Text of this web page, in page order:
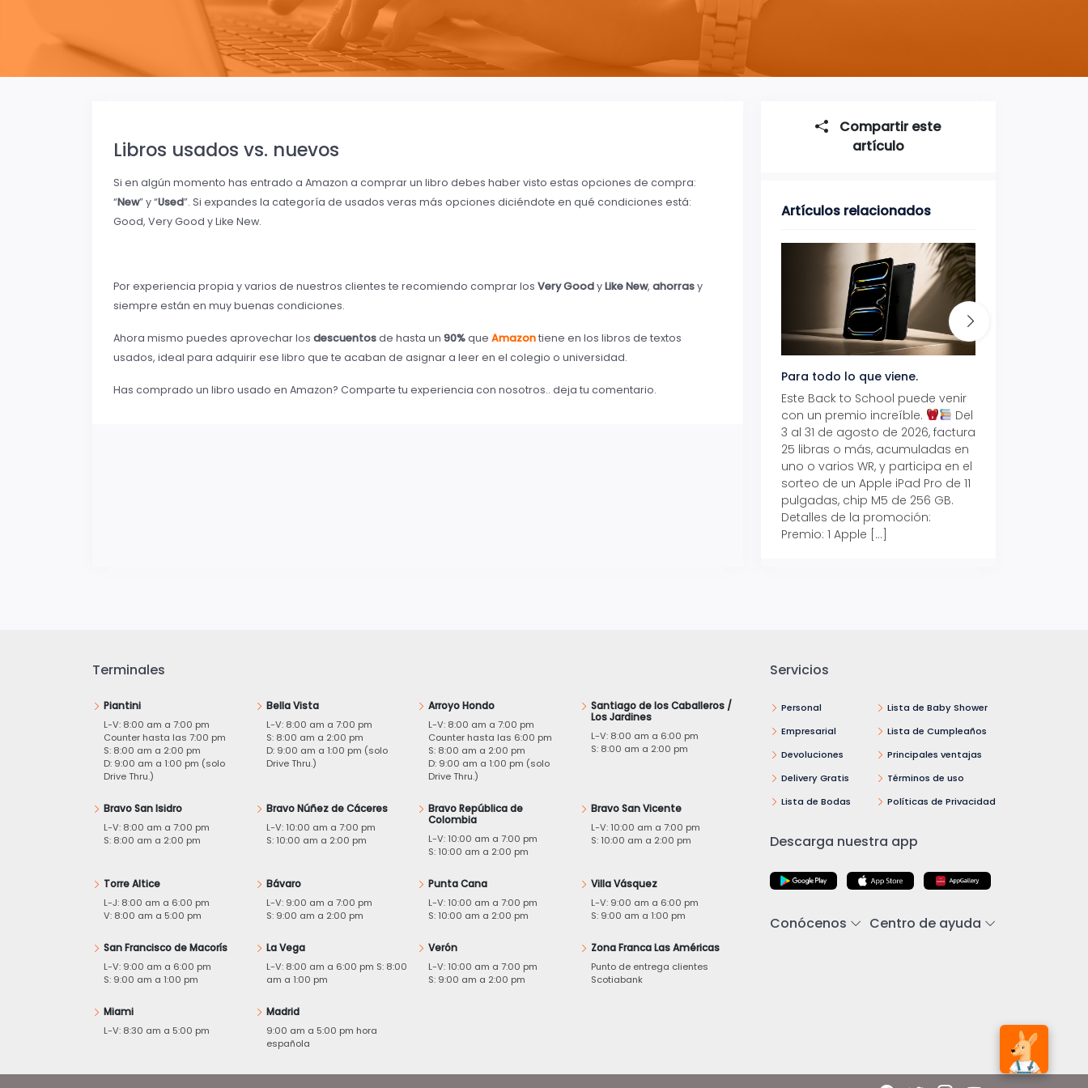
Libros usados vs. nuevos
Si en algún momento has entrado a Amazon a comprar un libro debes haber visto estas opciones de compra:
“New” y “Used”. Si expandes la categoría de usados veras más opciones diciéndote en qué condiciones está:
Good, Very Good y Like New.
Por experiencia propia y varios de nuestros clientes te recomiendo comprar los Very GoodyLike New, ahorrasy
siempre están en muy buenas condiciones.
Ahora mismo puedes aprovechar los descuentosde hasta un 90%que Amazontiene en los libros de textos
usados, ideal para adquirir ese libro que te acaban de asignar a leer en el colegio o universidad.
Has comprado un libro usado en Amazon? Comparte tu experiencia con nosotros.. deja tu comentario.
Compartir este
artículo
Artículos relacionados
Para todo lo que viene.
Este Back to School puede venir
con un premio increíble.
Del
3 al 31 de agosto de 2026, factura
25 libras o más, acumuladas en
uno o varios WR, y participa en el
sorteo de un Apple iPad Pro de 11
pulgadas, chip M5 de 256 GB.
Detalles de la promoción:
Premio: 1 Apple […]
Terminales
Piantini
L-V: 8:00 am a 7:00 pm
Counter hasta las 7:00 pm
S: 8:00 am a 2:00 pm
D: 9:00 am a 1:00 pm (solo
Drive Thru.)
Bella Vista
L-V: 8:00 am a 7:00 pm
S: 8:00 am a 2:00 pm
D: 9:00 am a 1:00 pm (solo
Drive Thru.)
Arroyo Hondo
L-V: 8:00 am a 7:00 pm
Counter hasta las 6:00 pm
S: 8:00 am a 2:00 pm
D: 9:00 am a 1:00 pm (solo
Drive Thru.)
Santiago de los Caballeros /
Los Jardines
L-V: 8:00 am a 6:00 pm
S: 8:00 am a 2:00 pm
Bravo San Isidro
L-V: 8:00 am a 7:00 pm
S: 8:00 am a 2:00 pm
Bravo Núñez de Cáceres
L-V: 10:00 am a 7:00 pm
S: 10:00 am a 2:00 pm
Bravo República de
Colombia
L-V: 10:00 am a 7:00 pm
S: 10:00 am a 2:00 pm
Bravo San Vicente
L-V: 10:00 am a 7:00 pm
S: 10:00 am a 2:00 pm
Torre Altice
L-J: 8:00 am a 6:00 pm
V: 8:00 am a 5:00 pm
Bávaro
L-V: 9:00 am a 7:00 pm
S: 9:00 am a 2:00 pm
Punta Cana
L-V: 10:00 am a 7:00 pm
S: 10:00 am a 2:00 pm
Villa Vásquez
L-V: 9:00 am a 6:00 pm
S: 9:00 am a 1:00 pm
San Francisco de Macorís
L-V: 9:00 am a 6:00 pm
S: 9:00 am a 1:00 pm
La Vega
L-V: 8:00 am a 6:00 pm S: 8:00
am a 1:00 pm
Verón
L-V: 10:00 am a 7:00 pm
S: 9:00 am a 2:00 pm
Zona Franca Las Américas
Punto de entrega clientes
Scotiabank
Miami
L-V: 8:30 am a 5:00 pm
Madrid
9:00 am a 5:00 pm hora
española
Servicios
Personal
Empresarial
Devoluciones
Delivery Gratis
Lista de Bodas
Lista de Baby Shower
Lista de Cumpleaños
Principales ventajas
Términos de uso
Políticas de Privacidad
Descarga nuestra app
Conócenos Centro de ayuda